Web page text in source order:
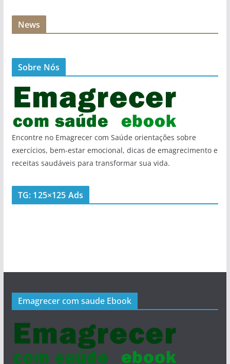
News
Sobre Nós
Encontre no Emagrecer com Saúde orientações sobre
exercícios, bem-estar emocional, dicas de emagrecimento e
receitas saudáveis para transformar sua vida.
TG: 125×125 Ads
Emagrecer com saude Ebook